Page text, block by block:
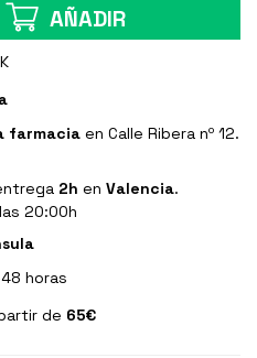
AÑADIR
farmaciaen Calle Ribera nº 12.
2h en Valencia.
20:00h
horas
de 65€